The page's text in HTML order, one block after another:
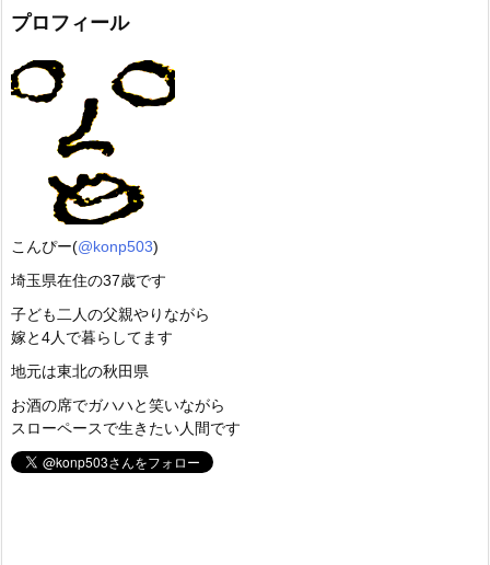
プロフィール
こんぴー(@konp503)
埼玉県在住の37歳です
子ども二人の父親やりながら
嫁と4人で暮らしてます
地元は東北の秋田県
お酒の席でガハハと笑いながら
スローペースで生きたい人間です